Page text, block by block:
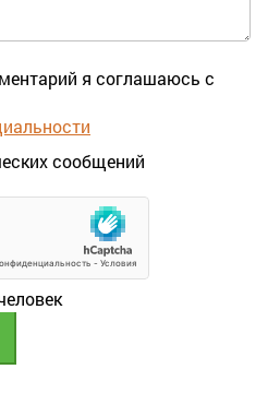
я соглашаюсь с
сообщений